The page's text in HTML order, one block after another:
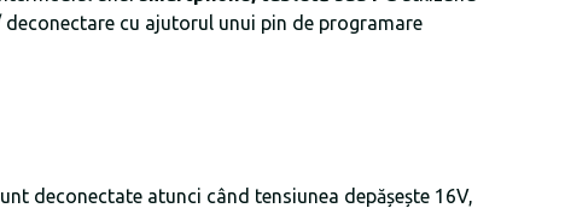
cu ajutorul unui pin de programare
deconectate atunci când tensiunea depășește 16V,